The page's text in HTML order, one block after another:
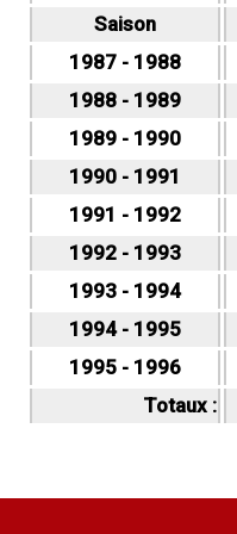
Saison
1987 - 1988
1988 - 1989
1989 - 1990
1990 - 1991
1991 - 1992
1992 - 1993
1993 - 1994
1994 - 1995
1995 - 1996
Totaux :